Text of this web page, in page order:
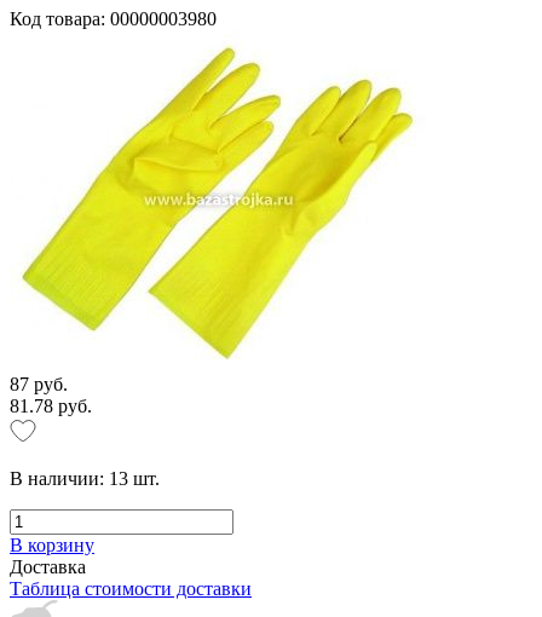
Код товара: 00000003980
87 руб.
81.78 руб.
В наличии: 13 шт.
В корзину
Доставка
Таблица стоимости доставки